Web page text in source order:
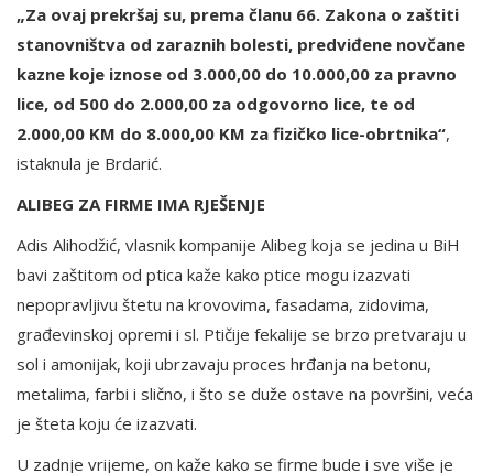
„Za ovaj prekršaj su, prema članu 66. Zakona o zaštiti
stanovništva od zaraznih bolesti, predviđene novčane
kazne koje iznose od 3.000,00 do 10.000,00 za pravno
lice, od 500 do 2.000,00 za odgovorno lice, te od
2.000,00 KM do 8.000,00 KM za fizičko lice-obrtnika“,
istaknula je Brdarić.
ALIBEG ZA FIRME IMA RJEŠENJE
Adis Alihodžić, vlasnik kompanije Alibeg koja se jedina u BiH
bavi zaštitom od ptica kaže kako ptice mogu izazvati
nepopravljivu štetu na krovovima, fasadama, zidovima,
građevinskoj opremi i sl. Ptičije fekalije se brzo pretvaraju u
sol i amonijak, koji ubrzavaju proces hrđanja na betonu,
metalima, farbi i slično, i što se duže ostave na površini, veća
je šteta koju će izazvati.
U zadnje vrijeme, on kaže kako se firme bude i sve više je